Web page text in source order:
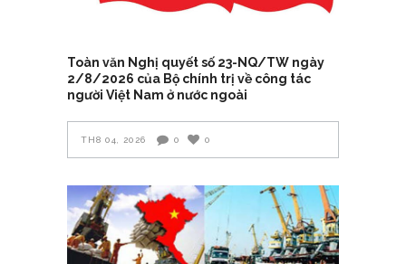
Toàn văn Nghị quyết số 23-NQ/TW ngày
2/8/2026 của Bộ chính trị về công tác
người Việt Nam ở nước ngoài
TH8 04, 2026 0 0